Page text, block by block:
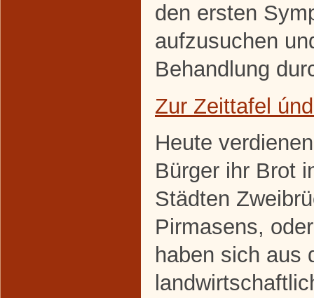
den ersten
aufzusuchen
Behandlung
Zur Zeittafel
Heute
Bürger ihr Brot
Städten
Pirmasens,
haben sich aus